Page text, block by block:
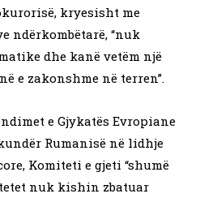
kryesisht me
ndërkombëtarë, “nuk
dhe kanë vetëm një
e zakonshme në terren”.
e Gjykatës Evropiane
Rumanisë në lidhje
Komiteti e gjeti “shumë
nuk kishin zbatuar